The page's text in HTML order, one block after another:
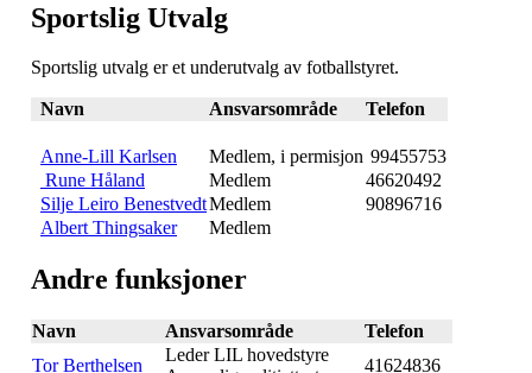
Sportslig Utvalg
Sportslig utvalg er et underutvalg av fotballstyret.
Navn Ansvarsområde Telefon
Anne-Lill Karlsen Medlem, i permisjon 99455753
Rune Håland
Medlem
46620492
Silje Leiro BenestvedtMedlem
90896716
Albert Thingsaker
Medlem
Andre funksjoner
Navn Ansvarsområde
Telefon
Tor Berthelsen
Leder LIL hovedstyre
41624836